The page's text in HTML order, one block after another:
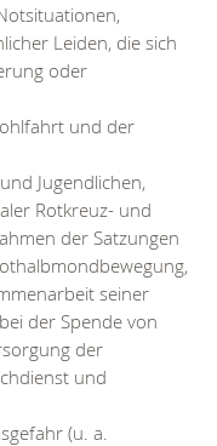
Leiden, die sich
oder
und der
Jugendlichen,
Rotkreuz- und
der Satzungen
seiner
der Spende von
der
und
(u. a.